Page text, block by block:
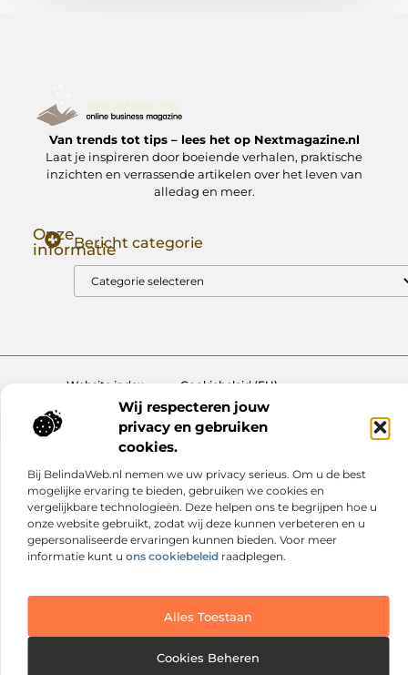
Wij respecteren jouw
privacy en gebruiken
cookies.
Bij BelindaWeb.nl nemen we uw privacy serieus. Om u de best
mogelijke ervaring te bieden, gebruiken we cookies en
vergelijkbare technologieën. Deze helpen ons te begrijpen hoe u
onze website gebruikt, zodat wij deze kunnen verbeteren en u
gepersonaliseerde ervaringen kunnen bieden. Voor meer
informatie kunt u ons cookiebeleid raadplegen.
Alles Toestaan
Cookies Beheren
Van trends tot tips – lees het op Nextmagazine.nl
Laat je inspireren door boeiende verhalen, praktische
inzichten en verrassende artikelen over het leven van
alledag en meer.
Onze
informatieBericht categorie
Website index
Cookiebeleid (EU)
@2025 www.nextmagazine.nl. All Right Reserved.